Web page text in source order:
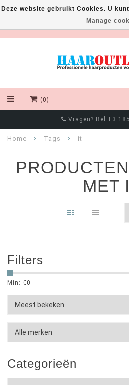
(0)
Vragen? Bel
Home Tags it
MET
Filters
Min: €0
Categorieën
Deze website gebruikt Cookies. U
Manage